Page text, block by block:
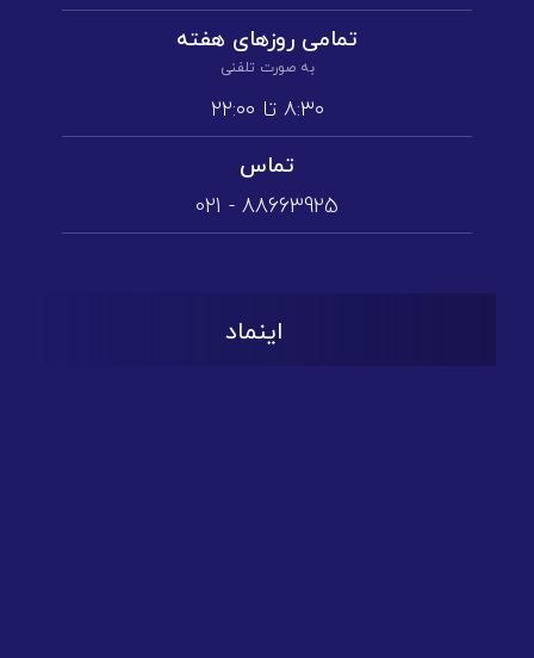
تمامی روز‌های هفته
به صورت تلفنی
۸:۳۰ تا ۲۲:۰۰
تماس
88663925 - 021
اینماد